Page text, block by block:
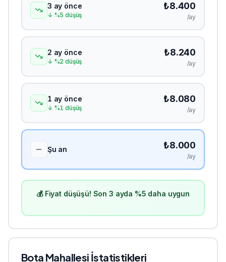
3 ay önce
↓%5 düşüş
₺8.400
/ay
2 ay önce
↓%2 düşüş
₺8.240
/ay
1 ay önce
↓%1 düşüş
₺8.080
/ay
Şu an ₺8.000
/ay
💰 Fiyat düşüşü! Son 3 ayda %5 daha uygun
Bota Mahallesi İstatistikleri